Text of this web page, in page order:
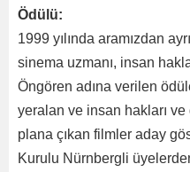
Ödülü:
1999 yılında aramızdan
sinema uzmanı, insan
Öngören adına verilen
yeralan ve insan hakları
plana çıkan filmler aday
Kurulu Nürnbergli